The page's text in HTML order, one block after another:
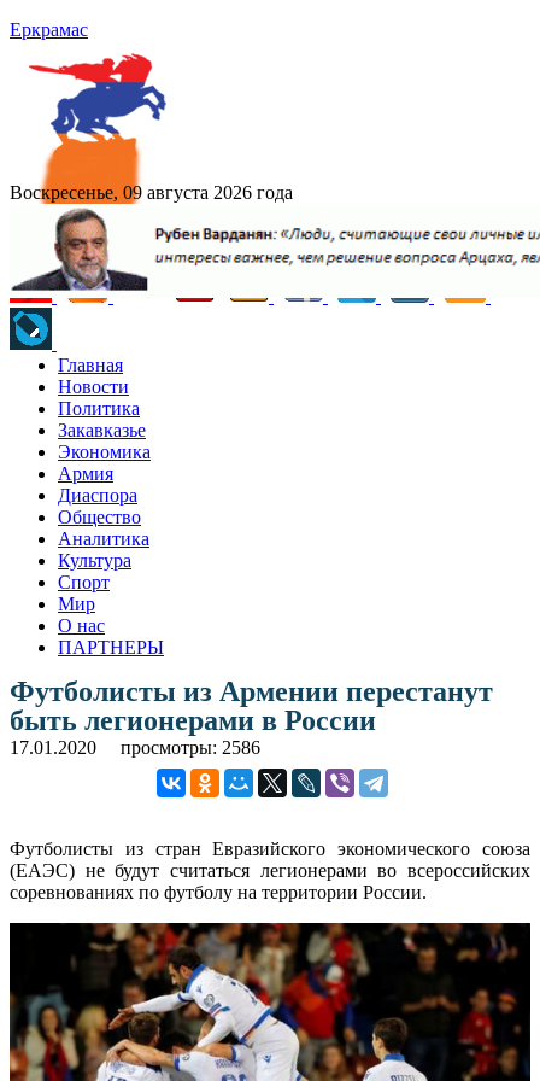
Еркрамас
Воскресенье, 09 августа 2026 года
Главная
Новости
Политика
Закавказье
Экономика
Армия
Диаспора
Общество
Аналитика
Культура
Спорт
Мир
О нас
ПАРТНЕРЫ
Футболисты из Армении перестанут
быть легионерами в России
17.01.2020 просмотры: 2586
Футболисты из стран Евразийского экономического союза
(ЕАЭС) не будут считаться легионерами во всероссийских
соревнованиях по футболу на территории России.